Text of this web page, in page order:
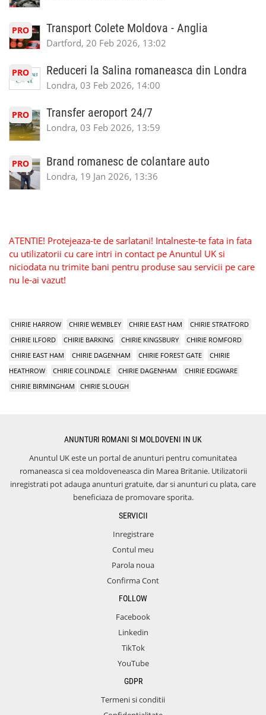
PRO Transport Colete Moldova - Anglia
Dartford, 20 Feb 2026, 13:02
PRO Reduceri la Salina romaneasca din Londra
Londra, 03 Feb 2026, 14:00
PRO Transfer aeroport 24/7
Londra, 03 Feb 2026, 13:59
PRO Brand romanesc de colantare auto
Londra, 19 Jan 2026, 13:36
ATENTIE! Protejeaza-te de sarlatani! Intalneste-te fata in fata
cu utilizatorii cu care intri in contact pe Anuntul UK si
niciodata nu trimite bani pentru produse sau servicii pe care
nu le-ai vazut!
CHIRIE HARROW CHIRIE WEMBLEY CHIRIE EAST HAM
CHIRIE STRATFORD
CHIRIE ILFORD
CHIRIE BARKING CHIRIE KINGSBURY
CHIRIE ROMFORD
CHIRIE EAST HAM
CHIRIE DAGENHAM CHIRIE FOREST GATE
CHIRIE
HEATHROW
CHIRIE COLINDALE CHIRIE DAGENHAM
CHIRIE EDGWARE
CHIRIE BIRMINGHAM
CHIRIE SLOUGH
ANUNTURI ROMANI SI MOLDOVENI IN UK
Anuntul UK este un portal de anunturi pentru comunitatea
romaneasca si cea moldoveneasca din Marea Britanie. Utilizatorii
inregistrati pot adauga anunturi gratuite, dar si anunturi cu plata, care
beneficiaza de promovare sporita.
SERVICII
Inregistrare
Contul meu
Parola noua
Confirma Cont
FOLLOW
Facebook
Linkedin
TikTok
YouTube
GDPR
Termeni si conditii